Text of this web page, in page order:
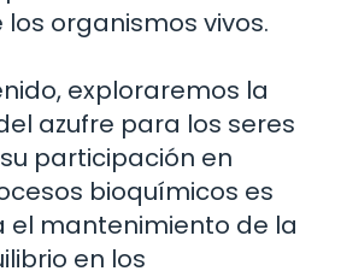
organismos vivos.
exploraremos la
azufre para los seres
participación en
bioquímicos es
el mantenimiento de la
en los